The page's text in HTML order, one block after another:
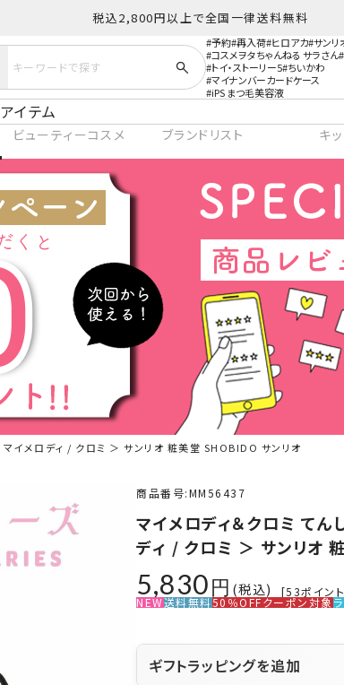
税込2,800円以上で全国一律送料無料
予約 再入荷 ヒロアカ サンリ
コスメヲタちゃんねる サラさん
トイ・ストーリー5 ちいかわ
マイナンバーカードケース
iPS まつ毛美容液
イテム
ビューティーコスメ ブランドリスト キ
マイメロディ / クロミ ＞ サンリオ 粧美堂 SHOBIDO サンリオ
商品番号 MM56437
マイメロディ＆クロミ てん
ディ / クロミ ＞ サンリオ
5,830 税込 [53ポイン
NEW送料無料50％OFFクーポン対象
ギフトラッピングを追加